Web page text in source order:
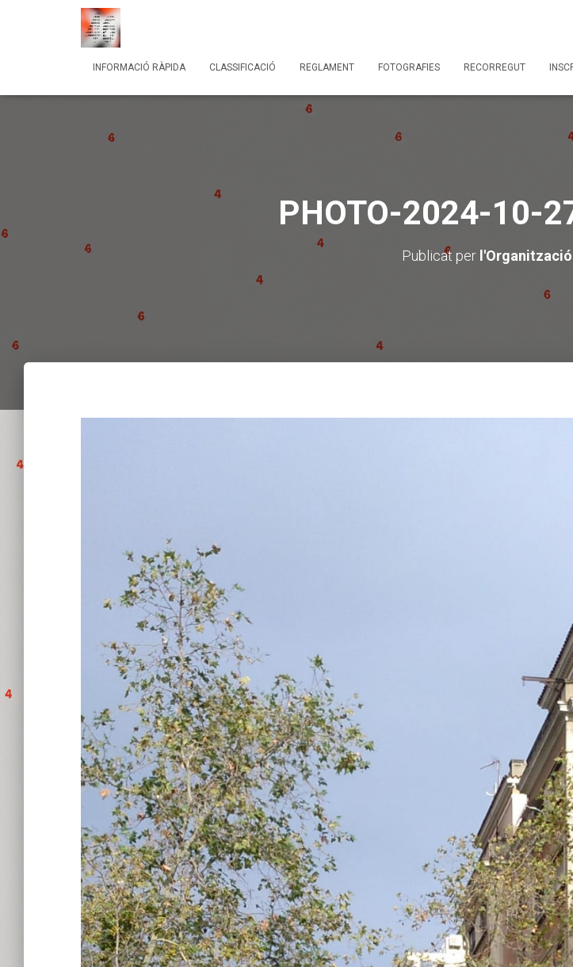
INFORMACIÓ RÀPIDA CLASSIFICACIÓ REGLAMENT FOTOGRAFIES RECORREGUT
PHOTO-2024-10-
Publicat per l'Organització